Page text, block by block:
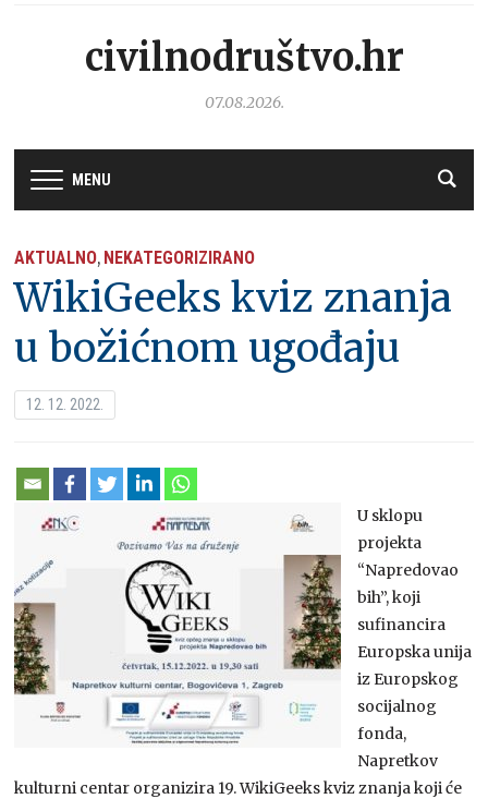
civilnodruštvo.hr
07.08.2026.
MENU
AKTUALNO, NEKATEGORIZIRANO
WikiGeeks kviz znanja
u božićnom ugođaju
12. 12. 2022.
U sklopu
projekta
“Napredovao
bih”, koji
sufinancira
Europska unija
iz Europskog
socijalnog
fonda,
Napretkov
kulturni centar organizira 19. WikiGeeks kviz znanja koji će